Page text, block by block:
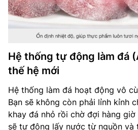
Hệ thống tự động làm đá
thế hệ mới
Hệ thống làm đá hoạt động vô
Bạn sẽ không còn phải lỉnh kỉnh
khay đá nhỏ rồi chờ đợi hàng
sẽ tự động lấy nước từ nguồn và